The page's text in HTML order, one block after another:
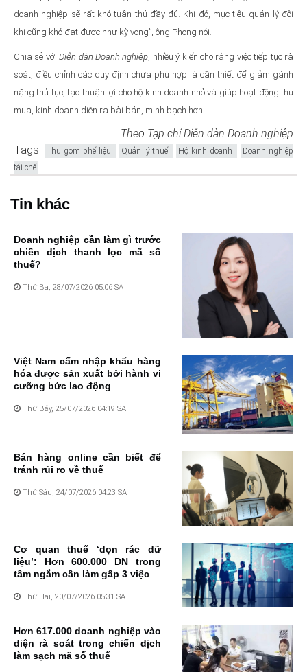
doanh nghiệp sẽ rất khó tuân thủ đầy đủ. Khi đó, mục tiêu quản lý đôi
khi cũng khó đạt được như kỳ vọng”, ông Phong nói.
Chia sẻ vớiDiễn đàn Doanh nghiệp , nhiều ý kiến cho rằng việc tiếp tục rà
soát, điều chỉnh các quy định chưa phù hợp là cần thiết để giảm gánh
nặng thủ tục, tạo thuận lợi cho hộ kinh doanh nhỏ và giúp hoạt động thu
mua, kinh doanh diễn ra bài bản, minh bạch hơn.
Theo Tạp chí Diễn đàn Doanh nghiệp
Tags: Thu gom phế liệu Quản lý thuế Hộ kinh doanh
Doanh nghiệp
tái chế
Tin khác
Doanh nghiệp cần làm gì trước
chiến dịch thanh lọc mã số
thuế?
Thứ Ba, 28/07/2026 05:06 SA
Việt Nam cấm nhập khẩu hàng
hóa được sản xuất bởi hành vi
cưỡng bức lao động
Thứ Bảy, 25/07/2026 04:19 SA
Bán hàng online cần biết để
tránh rủi ro về thuế
Thứ Sáu, 24/07/2026 04:23 SA
Cơ quan thuế ‘dọn rác dữ
liệu’: Hơn 600.000 DN trong
tầm ngắm cần làm gấp 3 việc
Thứ Hai, 20/07/2026 05:31 SA
Hơn 617.000 doanh nghiệp vào
diện rà soát trong chiến dịch
làm sạch mã số thuế